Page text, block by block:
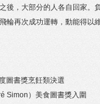
後，大部分的人各自回家。
輪再次成功運轉，動能得以
圖書獎烹飪類決選
Simon）美食圖書獎入圍